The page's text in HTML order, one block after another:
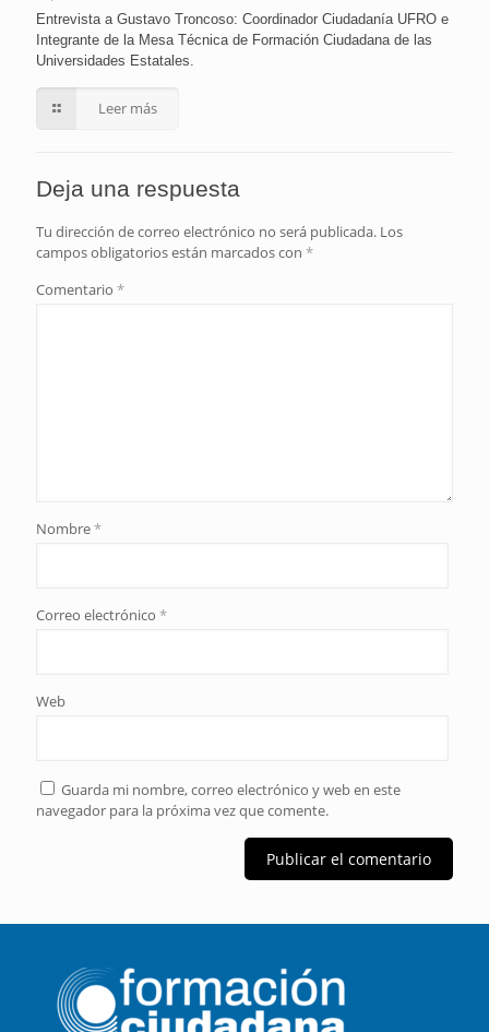
Entrevista a Gustavo Troncoso: Coordinador Ciudadanía UFRO e
Integrante de la Mesa Técnica de Formación Ciudadana de las
Universidades Estatales.
Leer más
Deja una respuesta
Tu dirección de correo electrónico no será publicada. Los
campos obligatorios están marcados con *
Comentario *
Nombre*
Correo electrónico *
Web
Guarda mi nombre, correo electrónico y web en este
navegador para la próxima vez que comente.